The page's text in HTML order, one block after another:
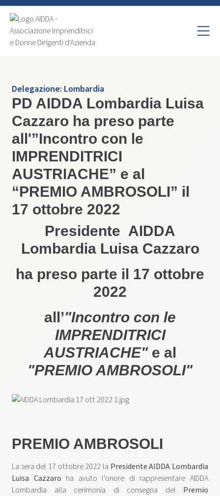
Delegazione: Lombardia
PD AIDDA Lombardia Luisa
Cazzaro ha preso parte
all'”Incontro con le
IMPRENDITRICI
AUSTRIACHE” e al
“PREMIO AMBROSOLI” il
17 ottobre 2022
Presidente AIDDA
Lombardia Luisa Cazzaro
ha preso parte il 17 ottobre
2022
all’"Incontro con le
IMPRENDITRICI
AUSTRIACHE"e al
"PREMIO AMBROSOLI"
PREMIO AMBROSOLI
La sera del 17 ottobre 2022 la Presidente AIDDA Lombardia
Luisa Cazzaro ha avuto l’onore di rappresentare AIDDA
Lombardia alla cerimonia di consegna del Premio